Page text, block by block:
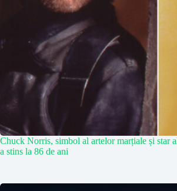
Chuck Norris, simbol al artelor marțiale și star
a stins la 86 de ani